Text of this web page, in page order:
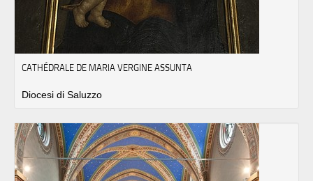
CATHÉDRALE DE MARIA VERGINE ASSUNTA
Diocesi di Saluzzo